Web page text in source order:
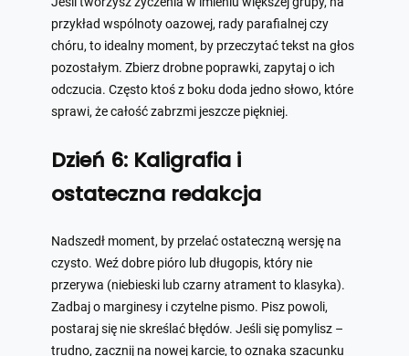
przykład wspólnoty oazowej, rady parafialnej czy
chóru, to idealny moment, by przeczytać tekst na głos
pozostałym. Zbierz drobne poprawki, zapytaj o ich
odczucia. Często ktoś z boku doda jedno słowo, które
sprawi, że całość zabrzmi jeszcze piękniej.
Dzień 6: Kaligrafia i
ostateczna redakcja
Nadszedł moment, by przelać ostateczną wersję na
czysto. Weź dobre pióro lub długopis, który nie
przerywa (niebieski lub czarny atrament to klasyka).
Zadbaj o marginesy i czytelne pismo. Pisz powoli,
postaraj się nie skreślać błędów. Jeśli się pomylisz –
trudno, zacznij na nowej karcie, to oznaka szacunku